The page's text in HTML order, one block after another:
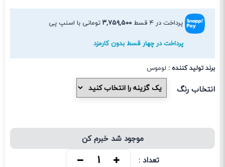
پرداخت در ۴ قسط ۳,۷۵۹,۵۰۰تومانی با اسنپ پی
پرداخت در چهار قسط بدون کارمزد
برند تولید کننده : لوموس
انتخاب رنگ
موجود شد خبرم کن
تعداد :